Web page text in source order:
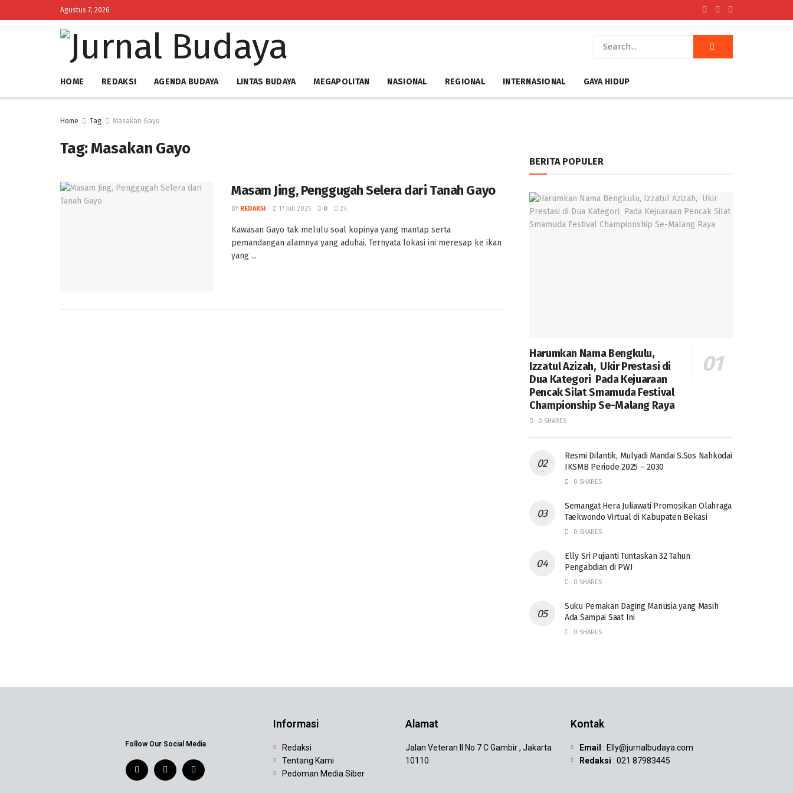
Agustus 7, 2026
HOME REDAKSI AGENDA BUDAYA LINTAS BUDAYA MEGAPOLITAN NASIONAL REGIONAL INTERNASIONAL GAYA HIDUP
Home Tag Masakan Gayo
Tag:Masakan Gayo
Masam Jing, Penggugah Selera dari Tanah Gayo
BY REDAKSI 17 Juli 2025 0 24
Kawasan Gayo tak melulu soal kopinya yang mantap serta
pemandangan alamnya yang aduhai. Ternyata lokasi ini meresap ke ikan
yang ...
BERITA POPULER
Harumkan Nama Bengkulu,
Izzatul Azizah, Ukir Prestasi di
Dua Kategori Pada Kejuaraan
Pencak Silat Smamuda Festival
Championship Se-Malang Raya
0 SHARES
Resmi Dilantik, Mulyadi Mandai S.Sos Nahkodai
IKSMB Periode 2025 – 2030
0 SHARES
Semangat Hera Juliawati Promosikan Olahraga
Taekwondo Virtual di Kabupaten Bekasi
0 SHARES
Elly Sri Pujianti Tuntaskan 32 Tahun
Pengabdian di PWI
0 SHARES
‎Suku Pemakan Daging Manusia yang Masih
Ada Sampai Saat Ini
0 SHARES
Follow Our Social Media
Informasi
Redaksi
Tentang Kami
Pedoman Media Siber
Alamat
Jalan Veteran II No 7 C Gambir , Jakarta
10110
Kontak
Email : Elly@jurnalbudaya.com
Redaksi : 021 87983445